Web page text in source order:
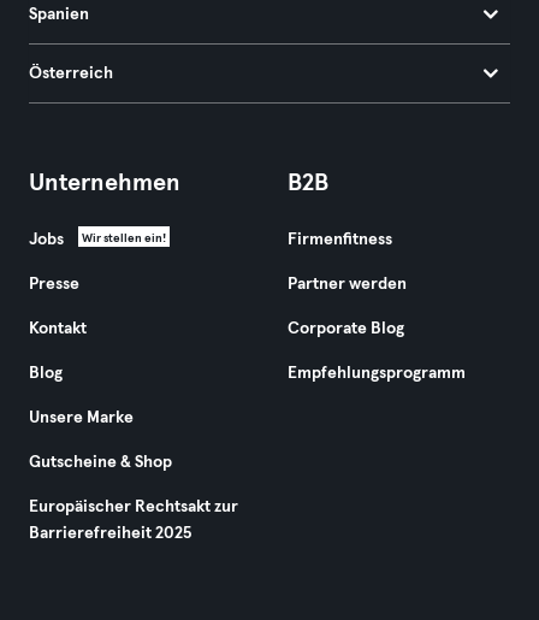
Spanien
Österreich
Unternehmen
Jobs Wir stellen ein!
Presse
Kontakt
Blog
Unsere Marke
Gutscheine & Shop
Europäischer Rechtsakt zur
Barrierefreiheit 2025
B2B
Firmenfitness
Partner werden
Corporate Blog
Empfehlungsprogramm